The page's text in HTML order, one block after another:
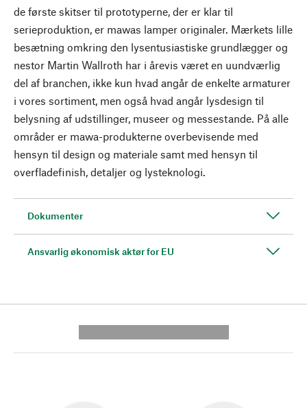
de første skitser til prototyperne, der er klar til
serieproduktion, er mawas lamper originaler. Mærkets lille
besætning omkring den lysentusiastiske grundlægger og
nestor Martin Wallroth har i årevis været en uundværlig
del af branchen, ikke kun hvad angår de enkelte armaturer
i vores sortiment, men også hvad angår lysdesign til
belysning af udstillinger, museer og messestande. På alle
områder er mawa-produkterne overbevisende med
hensyn til design og materiale samt med hensyn til
overfladefinish, detaljer og lysteknologi.
Dokumenter
Ansvarlig økonomisk aktør for EU